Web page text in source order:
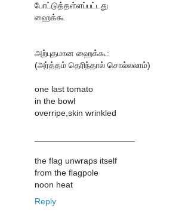
போட்டுத்தள்ளப்பட்டது
ஹைக்கூ
அற்புதமான ஹைக்கூ:
(அர்த்தம் தெரிந்தால் சொல்லலாம்)
one last tomato
in the bowl
overripe,skin wrinkled
the flag unwraps itself
from the flagpole
noon heat
Reply